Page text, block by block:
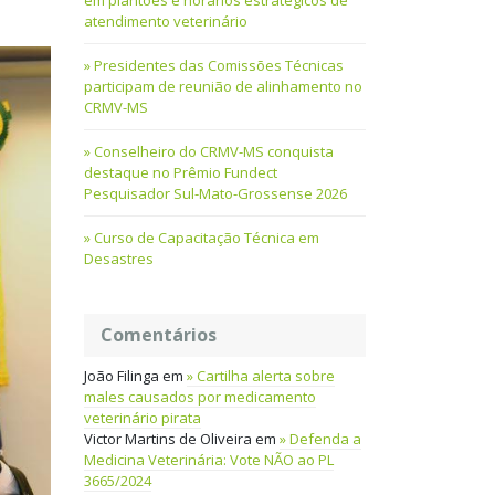
atendimento veterinário
Presidentes das Comissões Técnicas
participam de reunião de alinhamento no
CRMV-MS
Conselheiro do CRMV-MS conquista
destaque no Prêmio Fundect
Pesquisador Sul-Mato-Grossense 2026
Curso de Capacitação Técnica em
Desastres
Comentários
João Filinga em
Cartilha alerta sobre
males causados por medicamento
veterinário pirata
Victor Martins de Oliveira em
Defenda a
Medicina Veterinária: Vote NÃO ao PL
3665/2024